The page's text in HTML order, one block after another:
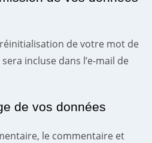
de votre mot de
incluse dans l’e-mail de
de vos données
le commentaire et